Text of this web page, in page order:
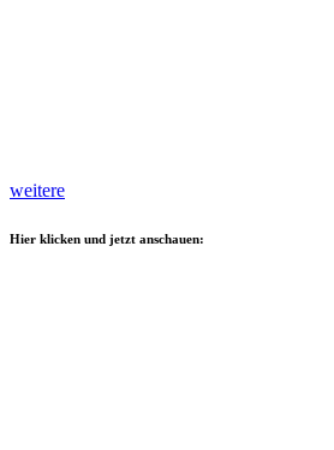
weitere
Hier klicken und jetzt anschauen: